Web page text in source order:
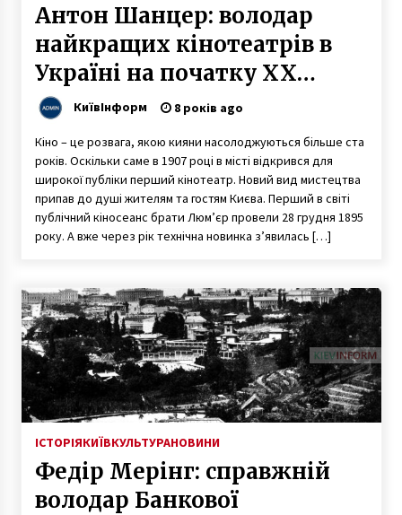
Антон Шанцер: володар
найкращих кінотеатрів в
Україні на початку ХХ
століття
КиївІнформ 8 років ago
Кіно – це розвага, якою кияни насолоджуються більше ста
років. Оскільки саме в 1907 році в місті відкрився для
широкої публіки перший кінотеатр. Новий вид мистецтва
припав до душі жителям та гостям Києва. Перший в світі
публічний кіносеанс брати Люм’єр провели 28 грудня 1895
року. А вже через рік технічна новинка з’явилась […]
ІСТОРІЯКИЇВКУЛЬТУРАНОВИНИ
Федір Мерінг: справжній
володар Банкової